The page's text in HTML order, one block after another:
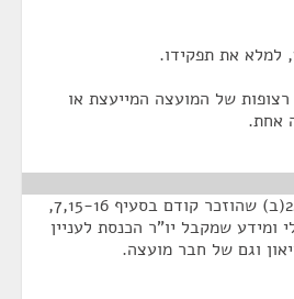
רצופות של המועצה המייעצת או
אחת.
יש לי הערה לגבי סעיף 22(ב) שהוזכר קודם בסעיף 7,15-16,
ומידע שמקבל יו"ר הכנסת לעניין
וגם של חבר מועצה.